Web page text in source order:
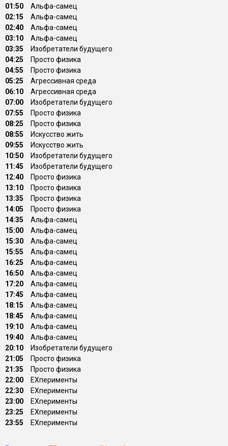
01:50
Альфа-самец
02:15
Альфа-самец
02:40
Альфа-самец
03:10
Альфа-самец
03:35
Изобретатели будущего
04:25
Просто физика
04:55
Просто физика
05:25
Агрессивная среда
06:10
Агрессивная среда
07:00
Изобретатели будущего
07:55
Просто физика
08:25
Просто физика
08:55
Искусство жить
09:55
Искусство жить
10:50
Изобретатели будущего
11:45
Изобретатели будущего
12:40
Просто физика
13:10
Просто физика
13:35
Просто физика
14:05
Просто физика
14:35
Альфа-самец
15:00
Альфа-самец
15:30
Альфа-самец
15:55
Альфа-самец
16:25
Альфа-самец
16:50
Альфа-самец
17:20
Альфа-самец
17:45
Альфа-самец
18:15
Альфа-самец
18:45
Альфа-самец
19:10
Альфа-самец
19:40
Альфа-самец
20:10
Изобретатели будущего
21:05
Просто физика
21:35
Просто физика
22:00
EXперименты
22:30
EXперименты
23:00
EXперименты
23:25
EXперименты
23:55
EXперименты